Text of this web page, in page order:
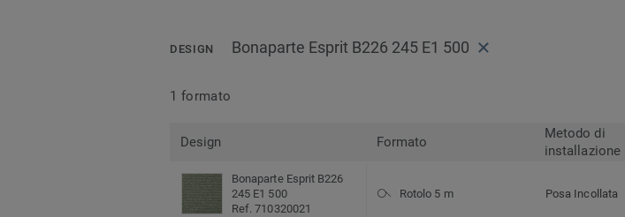
DESIGN Bonaparte Esprit B226 245 E1 500
1 formato
Design Formato
Metodo di
installazione
Bonaparte Esprit B226
245 E1 500
Ref. 710320021
Rotolo 5 m Posa Incollata